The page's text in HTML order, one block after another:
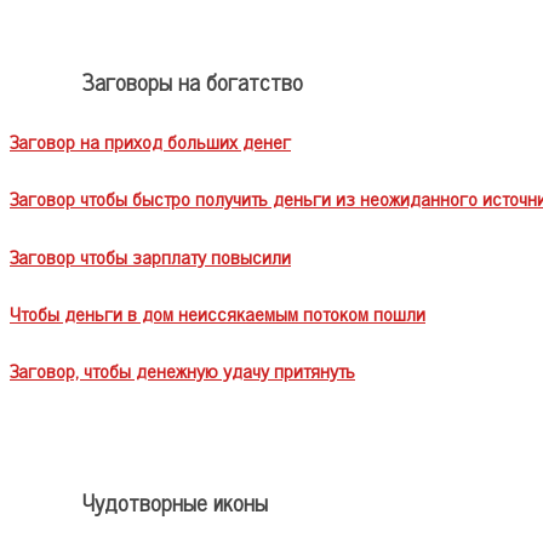
Заговоры на богатство
Заговор на приход больших денег
Заговор чтобы быстро получить деньги из неожиданного
Заговор чтобы зарплату повысили
Чтобы деньги в дом неиссякаемым потоком пошли
Заговор, чтобы денежную удачу притянуть
Чудотворные иконы